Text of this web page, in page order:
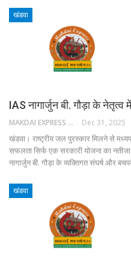
खंडवा
IAS नागार्जुन बी. गौड़ा के
MAKDAI EXPRESS 24 Dec 31, 2025
खंडवा। राष्ट्रीय जल पुरस्कार मिलने से
सफलता सिर्फ एक सरकारी योजना का
नागार्जुन बी. गौड़ा के व्यक्तिगत संघर्ष और
खंडवा